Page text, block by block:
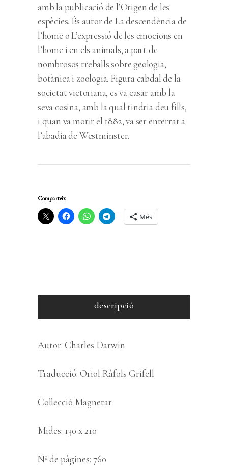
amb la publicació de l’Origen de les
espècies. És autor de La descendència de
l’home o L’expressió de les emocions en
l’home i en els animals, a part de
nombrosos treballs sobre geologia,
botànica i zoologia. Figura cabdal de la
societat victoriana, es va casar amb la
seva cosina, amb la qual tindria deu fills,
i quan va morir el 1882, va ser enterrat a
l’abadia de Westminster.
Comparteix
Més
descripció
Autor: Charles Darwin
Traducció: Oriol Ràfols Grifell
Col·lecció Magnetar
Mides: 130 x 210
Nº de pàgines: 760